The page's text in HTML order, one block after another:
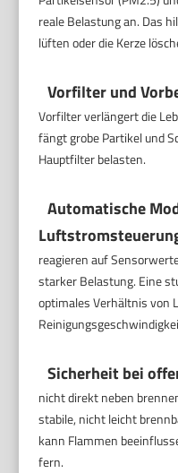
reale Belastung an. Das
lüften oder die Kerze
Vorfilter und
Vorfilter verlängert die
fängt grobe Partikel und
Hauptfilter belasten.
Automatische
reagieren auf
starker Belastung. Eine
optimales Verhältnis von
Sicherheit bei
nicht direkt neben
stabile, nicht leicht
kann Flammen
fern.